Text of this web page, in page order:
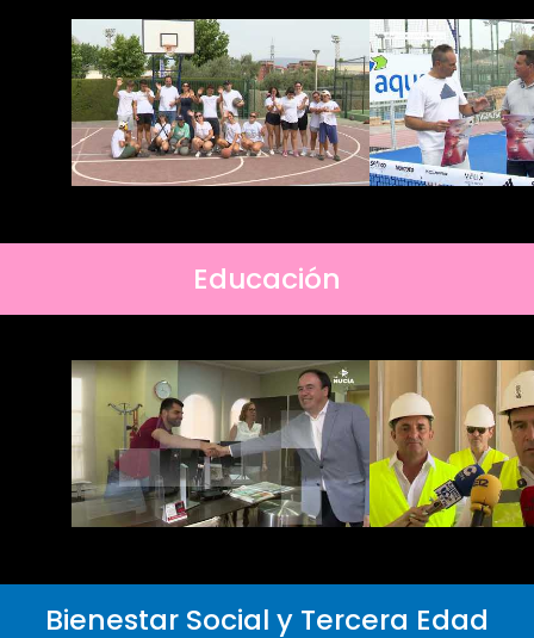
Educación
Bienestar Social y Tercera Edad